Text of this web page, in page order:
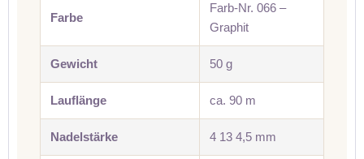
Farbe
Farb-Nr. 066 –
Graphit
Gewicht 50 g
Lauflänge ca. 90 m
Nadelstärke 4 13 4,5 mm